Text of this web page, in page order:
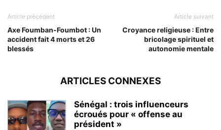
Article précédent
Axe Foumban-Foumbot : Un
accident fait 4 morts et 26
blessés
Article suivant
Croyance religieuse : Entre
bricolage spirituel et
autonomie mentale
ARTICLES CONNEXES
Sénégal : trois influenceurs
écroués pour « offense au
président »